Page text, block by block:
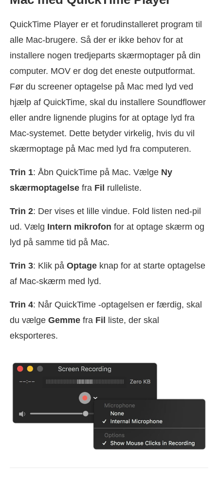
QuickTime Player er et forudinstalleret program til
alle Mac-brugere. Så der er ikke behov for at
installere nogen tredjeparts skærmoptager på din
computer. MOV er dog det eneste outputformat.
Før du screener optagelse på Mac med lyd ved
hjælp af QuickTime, skal du installere Soundflower
eller andre lignende plugins for at optage lyd fra
Mac-systemet. Dette betyder virkelig, hvis du vil
skærmoptage på Mac med lyd fra computeren.
Trin 1: Åbn QuickTime på Mac. Vælge Ny
skærmoptagelse fra Fil rulleliste.
Trin 2: Der vises et lille vindue. Fold listen ned-pil
ud. Vælg Intern mikrofon for at optage skærm og
lyd på samme tid på Mac.
Trin 3: Klik på Optage knap for at starte optagelse
af Mac-skærm med lyd.
Trin 4: Når QuickTime -optagelsen er færdig, skal
du vælge Gemme fra Fil liste, der skal
eksporteres.